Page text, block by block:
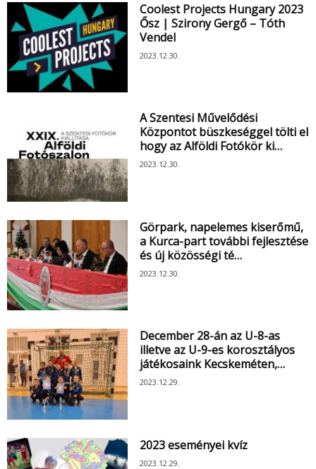
Coolest Projects Hungary 2023
Ősz | Szirony Gergő – Tóth
Vendel
2023.12.30.
A Szentesi Művelődési
Központot büszkeséggel tölti el
hogy az Alföldi Fotókör ki…
2023.12.30.
Görpark, napelemes kiserőmű,
a Kurca-part további fejlesztése
és új közösségi té…
2023.12.30.
December 28-án az U-8-as
illetve az U-9-es korosztályos
játékosaink Kecskeméten,…
2023.12.29.
2023 eseményei kvíz
2023.12.29.